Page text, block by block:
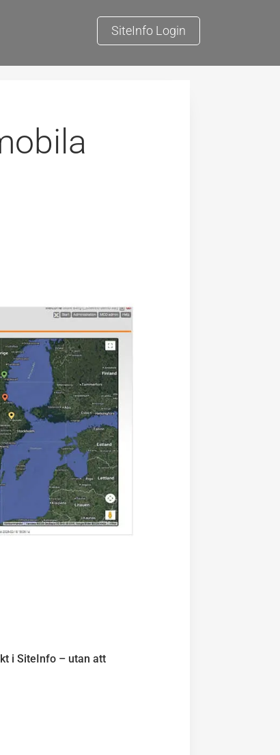
SiteInfo Login
i SiteInfo – utan att